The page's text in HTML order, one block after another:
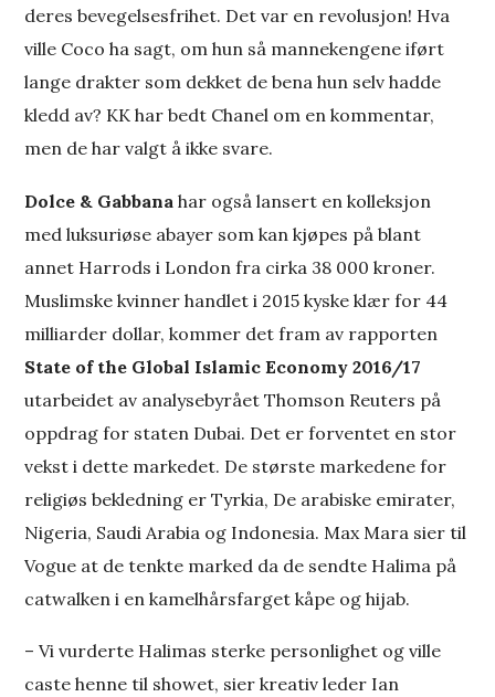
deres bevegelsesfrihet. Det var en revolusjon! Hva
ville Coco ha sagt, om hun så mannekengene iført
lange drakter som dekket de bena hun selv hadde
kledd av? KK har bedt Chanel om en kommentar,
men de har valgt å ikke svare.
Dolce & Gabbana har også lansert en kolleksjon
med luksuriøse abayer som kan kjøpes på blant
annet Harrods i London fra cirka 38 000 kroner.
Muslimske kvinner handlet i 2015 kyske klær for 44
milliarder dollar, kommer det fram av rapporten
State of the Global Islamic Economy 2016/17
utarbeidet av analysebyrået Thomson Reuters på
oppdrag for staten Dubai. Det er forventet en stor
vekst i dette markedet. De største markedene for
religiøs bekledning er Tyrkia, De arabiske emirater,
Nigeria, Saudi Arabia og Indonesia. Max Mara sier til
Vogue at de tenkte marked da de sendte Halima på
catwalken i en kamelhårsfarget kåpe og hijab.
– Vi vurderte Halimas sterke personlighet og ville
caste henne til showet, sier kreativ leder Ian